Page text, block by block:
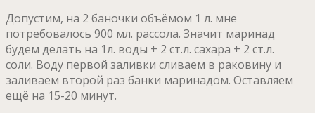
Допустим, на 2 баночки объёмом 1 л. мне
потребовалось 900 мл. рассола. Значит маринад
будем делать на 1л. воды + 2 ст.л. сахара + 2 ст.л.
соли. Воду первой заливки сливаем в раковину и
заливаем второй раз банки маринадом. Оставляем
ещё на 15-20 минут.